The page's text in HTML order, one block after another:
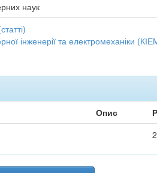
наук
інженерії та електромеханіки
Опис